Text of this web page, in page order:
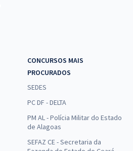
CONCURSOS MAIS
PROCURADOS
SEDES
PC DF - DELTA
PM AL - Polícia Militar do Estado
de Alagoas
SEFAZ CE - Secretaria da